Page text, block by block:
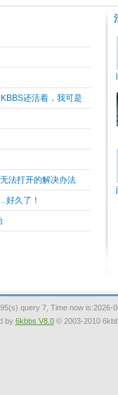
了，，结果前台依旧显
query 7, Time now is:2026-
by 6kbbs V8.0© 2003-2010